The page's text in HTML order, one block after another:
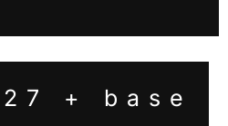
+ base